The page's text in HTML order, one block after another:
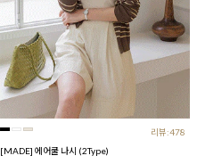
리뷰:478
[MADE] 에어쿨 나시 (2Type)